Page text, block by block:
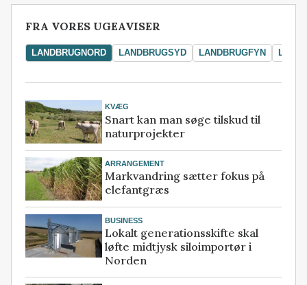
FRA VORES UGEAVISER
LANDBRUGNORD LANDBRUGSYD LANDBRUGFYN
KVÆG
Snart kan man søge tilskud til
naturprojekter
ARRANGEMENT
Markvandring sætter fokus på
elefantgræs
BUSINESS
Lokalt generationsskifte skal
løfte midtjysk siloimportør i
Norden